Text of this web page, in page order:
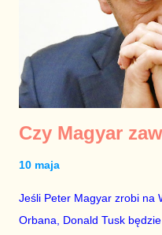
Radosława Sikorskiego.
osłabiony. Dodaliby do
służb, kilka publikacji
redakcjach i premier byłby
Czy Magyar
10 maja
Jeśli Peter Magyar zrobi na
Orbana, Donald Tusk